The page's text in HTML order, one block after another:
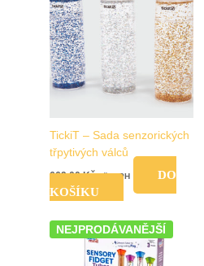
TickiT – Sada senzorických
třpytivých válců
669,00Kč vč. DPH
DO
KOŠÍKU
NEJPRODÁVANĚJŠÍ